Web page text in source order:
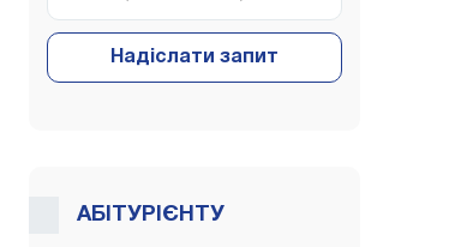
Надіслати запит
АБІТУРІЄНТУ